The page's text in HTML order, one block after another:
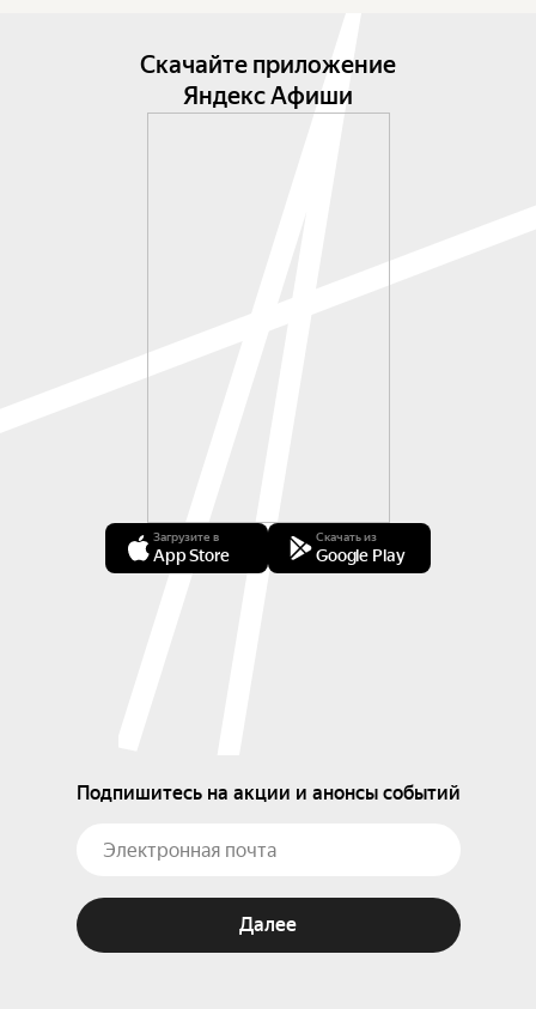
Скачайте приложение
Яндекс Афиши
Загрузите в
App Store
Скачать из
Google Play
Подпишитесь на акции и анонсы событий
Далее